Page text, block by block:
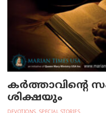
കർത്താവിന്റെ
ശിക്ഷയും